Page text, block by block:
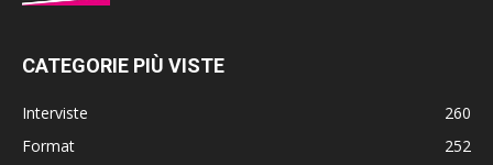
CATEGORIE PIÙ VISTE
Interviste
260
Format
252